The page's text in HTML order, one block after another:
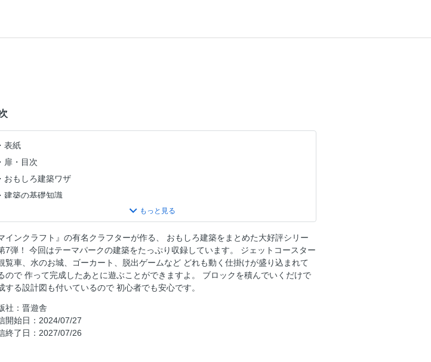
表紙
扉・目次
おもしろ建築ワザ
建築の基礎知識
かんたん！ おもしろ！ 建築レシピ
インクラフト』の有名クラフターが作る、 おもしろ建築をまとめた大好評シリー
7弾！ 今回はテーマパークの建築をたっぷり収録しています。 ジェットコースター
覧車、水のお城、ゴーカート、脱出ゲームなど どれも動く仕掛けが盛り込まれて
ので 作って完成したあとに遊ぶことができますよ。 ブロックを積んでいくだけで
する設計図も付いているので 初心者でも安心です。
社：晋遊舎
開始日：2024/07/27
終了日：2027/07/26